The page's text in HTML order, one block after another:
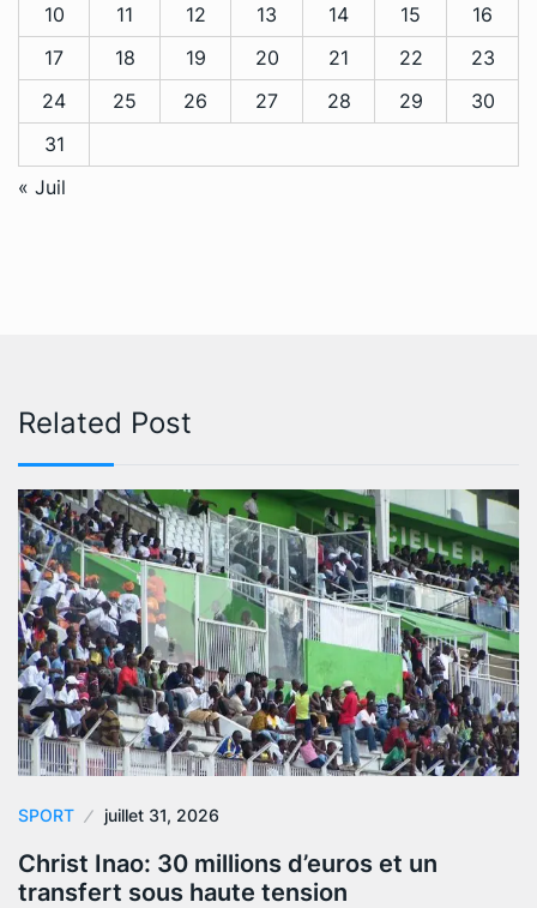
10
11 12 13 14 15
16
17
18 19 20 21 22
23
24
25 26 27 28 29
30
31
« Juil
Related Post
SPORT juillet 31, 2026
Christ Inao: 30 millions d’euros et un
transfert sous haute tension